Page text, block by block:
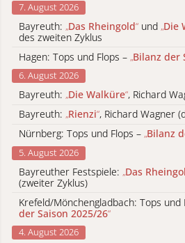
7. August 2026
Bayreuth: „Das Rheingold“ und „Die
des zweiten Zyklus
Hagen: Tops und Flops – „Bilanz der
6. August 2026
Bayreuth: „Die Walküre“, Richard
Bayreuth: „Rienzi“, Richard Wagner
Nürnberg: Tops und Flops – „Bilanz
5. August 2026
Bayreuther Festspiele: „Das
(zweiter Zyklus)
Krefeld/Mönchengladbach: Tops und
der Saison 2025/26“
4. August 2026